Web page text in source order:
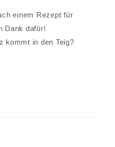
einem Rezept für
Dank dafür!
kommt in den Teig?